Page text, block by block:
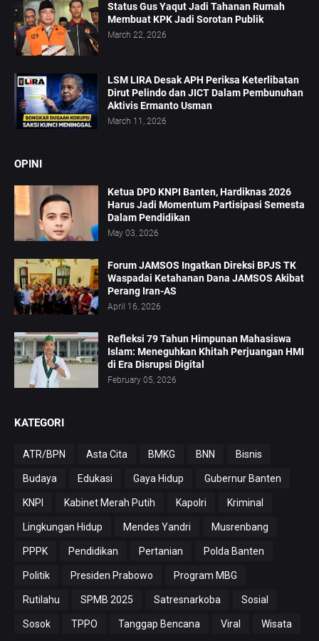
Status Gus Yaqut Jadi Tahanan Rumah
Membuat KPK Jadi Sorotan Publik
March 22, 2026
LSM LIRA Desak APH Periksa Keterlibatan
Dirut Pelindo dan JICT Dalam Pembunuhan
Aktivis Ermanto Usman
March 11, 2026
OPINI
Ketua DPD KNPI Banten, Hardiknas 2026
Harus Jadi Momentum Partisipasi Semesta
Dalam Pendidikan
May 03, 2026
Forum JAMSOS Ingatkan Direksi BPJS TK
Waspadai Ketahanan Dana JAMSOS Akibat
Perang Iran-AS
April 16, 2026
Refleksi 79 Tahun Himpunan Mahasiswa
Islam: Meneguhkan Khitah Perjuangan HMI
di Era Disrupsi Digital
February 05, 2026
KATEGORI
ATR/BPN Asta Cita BMKG BNN Bisnis
Budaya Edukasi Gaya Hidup Gubernur Banten
KNPI Kabinet Merah Putih Kapolri Kriminal
Lingkungan Hidup Mendes Yandri Musrenbang
PPPK Pendidikan Pertanian Polda Banten
Politik Presiden Prabowo Program MBG
Rutilahu SPMB 2025 Satresnarkoba Sosial
Sosok TPPO Tanggap Bencana Viral Wisata